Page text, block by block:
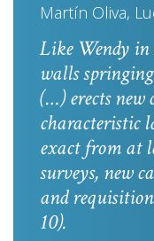
Martín Oliva,
Like Wendy in
walls
(…) erects new
characteristic
exact from at
surveys, new
and
10).